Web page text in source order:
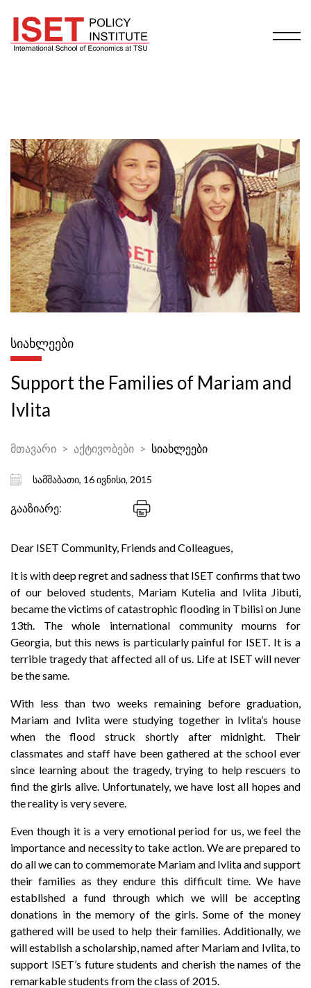
ᲡᲘᲐᲮᲚᲔᲔᲑᲘ
Support the Families of Mariam and
Ivlita
მთავარი აქტივობები სიახლეები
სამშაბათი, 16 ივნისი, 2015
გააზიარე:
Dear ISET Сommunity, Friends and Colleagues,
It is with deep regret and sadness that ISET confirms that two
of our beloved students, Mariam Kutelia and Ivlita Jibuti,
became the victims of catastrophic flooding in Tbilisi on June
13th. The whole international community mourns for
Georgia, but this news is particularly painful for ISET. It is a
terrible tragedy that affected all of us. Life at ISET will never
be the same.
With less than two weeks remaining before graduation,
Mariam and Ivlita were studying together in Ivlita’s house
when the flood struck shortly after midnight. Their
classmates and staff have been gathered at the school ever
since learning about the tragedy, trying to help rescuers to
find the girls alive. Unfortunately, we have lost all hopes and
the reality is very severe.
Even though it is a very emotional period for us, we feel the
importance and necessity to take action. We are prepared to
do all we can to commemorate Mariam and Ivlita and support
their families as they endure this difficult time. We have
established a fund through which we will be accepting
donations in the memory of the girls. Some of the money
gathered will be used to help their families. Additionally, we
will establish a scholarship, named after Mariam and Ivlita, to
support ISET’s future students and cherish the names of the
remarkable students from the class of 2015.